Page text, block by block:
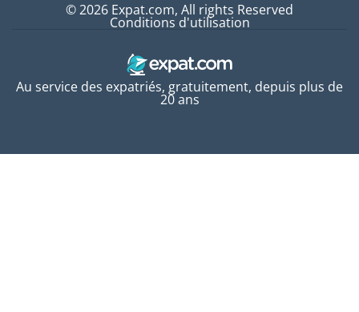
Au service des expatriés, gratuitement, depuis plus de
20 ans
© 2026 Expat.com, All rights Reserved
Conditions d'utilisation